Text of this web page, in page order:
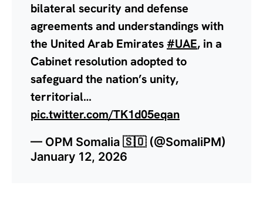
bilateral security and defense
agreements and understandings with
the United Arab Emirates #UAE, in a
Cabinet resolution adopted to
safeguard the nation’s unity,
territorial…
pic.twitter.com/TK1d05eqan
— OPM Somalia 🇸🇴 (@SomaliPM)
January 12, 2026